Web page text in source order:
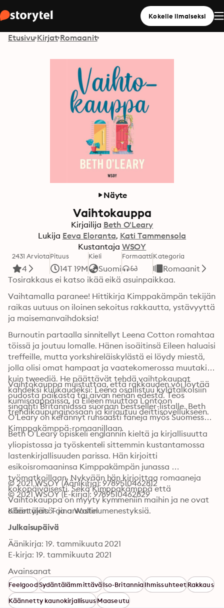
Kokeile ilmaiseksi
Etusivu Kirjat Romaanit
Näyte
Vaihtokauppa
Kirjailija Beth O'Leary
Lukija Eeva Eloranta Kati Tammensola
Kustantaja WSOY
2431 Arviota
4
Pituus
14T 19M
Kieli
Suomi
FormaattiKategoria
Romaanit
Tosirakkaus ei katso ikää eikä asuinpaikkaa.
Vaihtamalla paranee! Hittikirja Kimppakämpän tekijän
raikas uutuus on iloinen sekoitus rakkautta, ystävyyttä
ja maisemanvaihdoksia!
Burnoutin partaalla sinnitellyt Leena Cotton romahtaa
töissä ja joutuu lomalle. Hänen isoäitinsä Eileen haluaisi
treffeille, mutta yorkshireläiskylästä ei löydy miestä,
jolla olisi omat hampaat ja vaatekomerossa muutakin
kuin tweediä. He päättävät tehdä vaihtokaupat
kahdeksi kuukaudeksi: Leena osallistuu kylätalkoisiin
kumisaappaissa, ja Eileen muuttaa Lontoon
trendikaupunginosaan ja kirjautuu deittisovellukseen.
Vaihtokauppa muistuttaa, että rakkauden voi löytää
oudosta paikasta tai aivan nenän edestä. Teos
singahti Britanniassa suoraan bestseller-listalle. Beth
O’Leary on kerännyt runsaasti faneja myös Suomessa
Kimppakämppä-romaanillaan.
Beth O’Leary opiskeli englannin kieltä ja kirjallisuutta
yliopistossa ja työskenteli sittemmin kustantamossa
lastenkirjallisuuden parissa. Hän kirjoitti
esikoisromaaninsa Kimppakämpän junassa
työmatkoillaan. Nykyään hän kirjoittaa romaaneja
kokopäiväisesti. Sekä Kimppakämppä että
Vaihtokauppa on myyty kymmeniin maihin ja ne ovat
olleet yleisö- ja arvostelumenestyksiä.
© 2021 WSOY (Äänikirja): 9789510462812
© 2021 WSOY (E-kirja): 9789510462829
Kääntäjät: Taina Wallin
Julkaisupäivä
Äänikirja: 19. tammikuuta 2021
E-kirja: 19. tammikuuta 2021
Avainsanat
FeelgoodSydäntälämmittäväIso-BritanniaIhmissuhteetRakkaus
Käännetty kaunokirjallisuusMaaseutu